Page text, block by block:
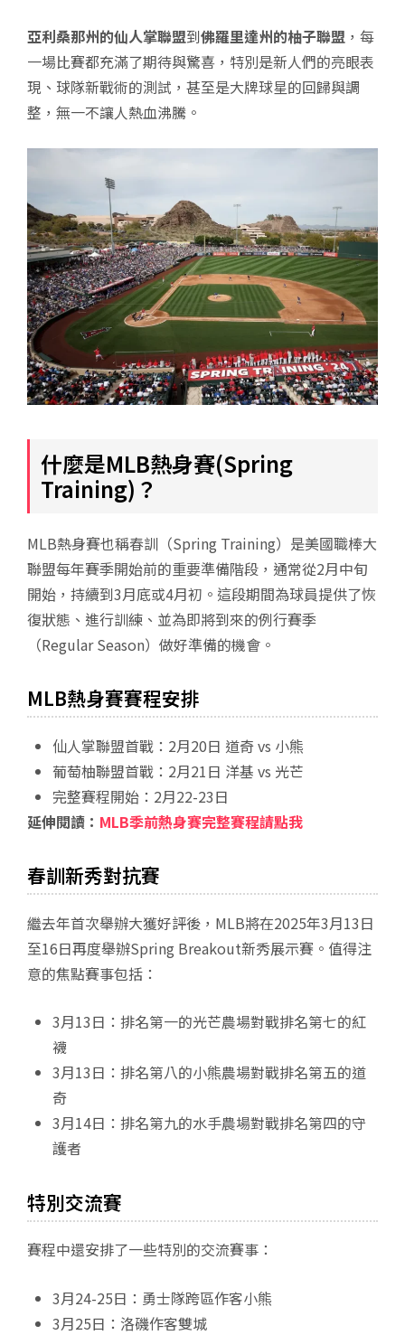
亞利桑那州的仙人掌聯盟到佛羅里達州的柚子聯盟，每
一場比賽都充滿了期待與驚喜，特別是新人們的亮眼表
現、球隊新戰術的測試，甚至是大牌球星的回歸與調
整，無一不讓人熱血沸騰。
什麼是MLB熱身賽(Spring
Training)？
MLB熱身賽也稱春訓（Spring Training）是美國職棒大
聯盟每年賽季開始前的重要準備階段，通常從2月中旬
開始，持續到3月底或4月初。這段期間為球員提供了恢
復狀態、進行訓練、並為即將到來的例行賽季
（Regular Season）做好準備的機會。
MLB熱身賽賽程安排
仙人掌聯盟首戰：2月20日 道奇 vs 小熊
葡萄柚聯盟首戰：2月21日 洋基 vs 光芒
完整賽程開始：2月22-23日
延伸閱讀： MLB季前熱身賽完整賽程請點我
春訓新秀對抗賽
繼去年首次舉辦大獲好評後，MLB將在2025年3月13日
至16日再度舉辦Spring Breakout新秀展示賽。值得注
意的焦點賽事包括：
3月13日：排名第一的光芒農場對戰排名第七的紅
襪
3月13日：排名第八的小熊農場對戰排名第五的道
奇
3月14日：排名第九的水手農場對戰排名第四的守
護者
特別交流賽
賽程中還安排了一些特別的交流賽事：
3月24-25日：勇士隊跨區作客小熊
3月25日：洛磯作客雙城